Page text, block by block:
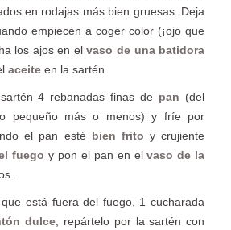
en rodajas más bien gruesas. Deja
empiecen a coger color (¡ojo que
los ajos en elvaso de una batidora
aceiteen la sartén.
4 rebanadas finas de pan (del
pequeño más o menos) y fríe por
el pan esté bien frito y crujiente
fuego y pon el pan en elvaso de la
está fuera del fuego, 1 cucharada
dulce , repártelo por la sartén con